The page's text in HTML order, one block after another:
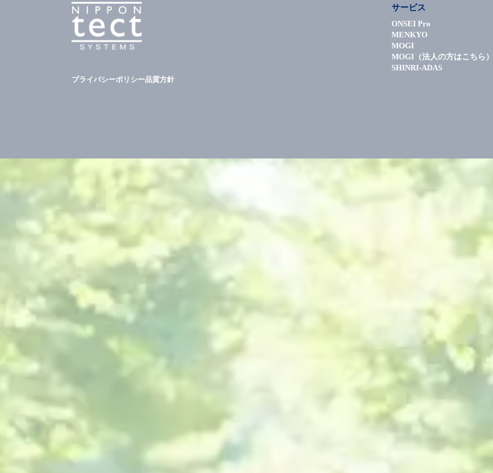
サービス
ONSEI Pro
MENKYO
MOGI
MOGI（法人の方はこちら）
SHINRI-ADAS
プライバシーポリシー品質方針